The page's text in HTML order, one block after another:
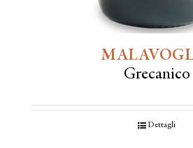
Grecanico
Dettagli